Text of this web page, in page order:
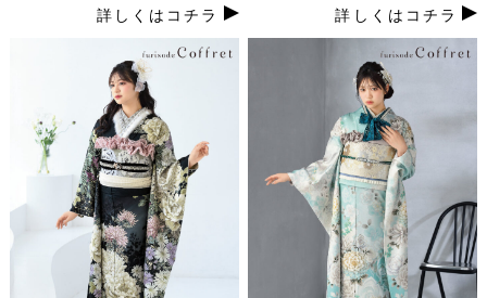
詳しくはコチラ 詳しくはコチラ